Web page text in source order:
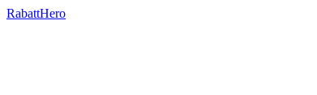
RabattHero